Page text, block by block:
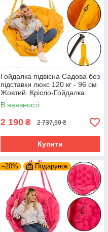
Гойдалка підвісна Садова без
підставки люкс 120 кг - 96 см
Жовтий. Крісло-Гойдалка
В наявності
2 190 ₴ 2 737,50 ₴
Купити
–20% Подарунок